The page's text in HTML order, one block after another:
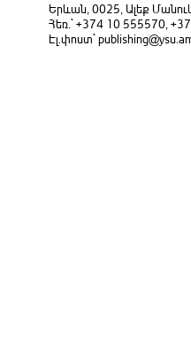
Երևան, 0025, Ալեք
Հեռ.` +374 10 555570,
Էլ.փոստ`